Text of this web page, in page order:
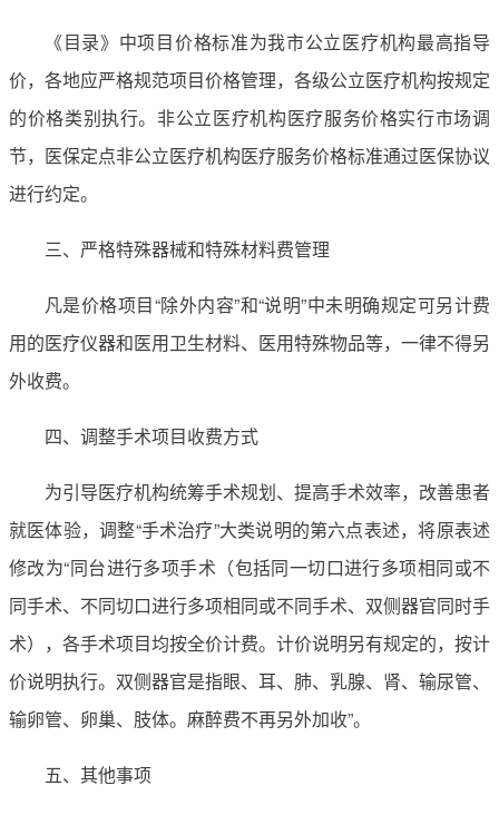
《目录》中项目价格标准为我市公立医疗机构最高指导
价，各地应严格规范项目价格管理，各级公立医疗机构按规定
的价格类别执行。非公立医疗机构医疗服务价格实行市场调
节，医保定点非公立医疗机构医疗服务价格标准通过医保协议
进行约定。
三、严格特殊器械和特殊材料费管理
凡是价格项目“除外内容”和“说明”中未明确规定可另计费
用的医疗仪器和医用卫生材料、医用特殊物品等，一律不得另
外收费。
四、调整手术项目收费方式
为引导医疗机构统筹手术规划、提高手术效率，改善患者
就医体验，调整“手术治疗”大类说明的第六点表述，将原表述
修改为“同台进行多项手术（包括同一切口进行多项相同或不
同手术、不同切口进行多项相同或不同手术、双侧器官同时手
术），各手术项目均按全价计费。计价说明另有规定的，按计
价说明执行。双侧器官是指眼、耳、肺、乳腺、肾、输尿管、
输卵管、卵巢、肢体。麻醉费不再另外加收”。
五、其他事项